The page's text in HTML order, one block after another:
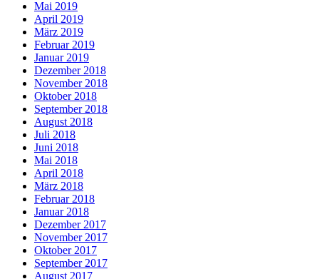
Mai 2019
April 2019
März 2019
Februar 2019
Januar 2019
Dezember 2018
November 2018
Oktober 2018
September 2018
August 2018
Juli 2018
Juni 2018
Mai 2018
April 2018
März 2018
Februar 2018
Januar 2018
Dezember 2017
November 2017
Oktober 2017
September 2017
August 2017